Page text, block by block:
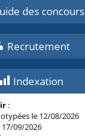
des concours
Recrutement
Indexation
:
le 12/08/2026
09/2026